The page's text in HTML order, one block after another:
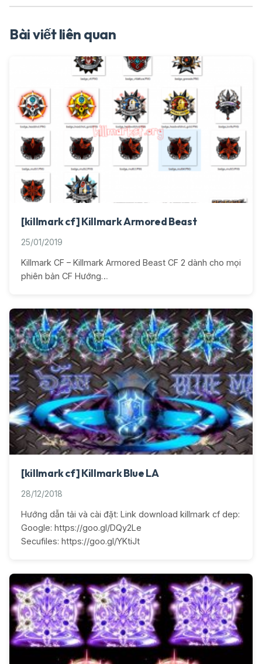
Bài viết liên quan
[killmark cf] Killmark Armored Beast
25/01/2019
Killmark CF – Killmark Armored Beast CF 2 dành cho mọi
phiên bản CF Hướng…
[killmark cf] Killmark Blue LA
28/12/2018
Hướng dẫn tải và cài đặt: Link download killmark cf dep:
Google: https://goo.gl/DQy2Le
Secufiles: https://goo.gl/YKtiJt